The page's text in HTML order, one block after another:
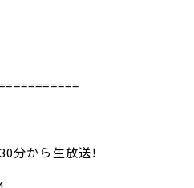
分から生放送！